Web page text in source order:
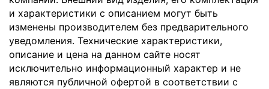
и характеристики с описанием могут быть
изменены производителем без предварительного
уведомления. Технические характеристики,
описание и цена на данном сайте носят
исключительно информационный характер и не
являются публичной офертой в соответствии с